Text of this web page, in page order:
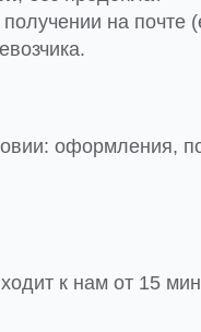
на почте
оформления,
к нам от 15